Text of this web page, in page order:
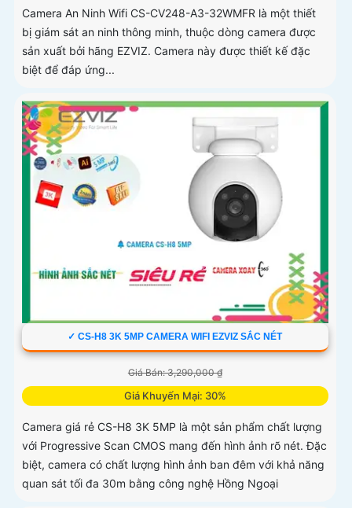
Camera An Ninh Wifi CS-CV248-A3-32WMFR là một thiết
bị giám sát an ninh thông minh, thuộc dòng camera được
sản xuất bởi hãng EZVIZ. Camera này được thiết kế đặc
biệt để đáp ứng...
✓ CS-H8 3K 5MP CAMERA WIFI EZVIZ SẮC NÉT
Giá Bán: 3,290,000 ₫
Giá Khuyến Mại: 30%
Camera giá rẻ CS-H8 3K 5MP là một sản phẩm chất lượng
với Progressive Scan CMOS mang đến hình ảnh rõ nét. Đặc
biệt, camera có chất lượng hình ảnh ban đêm với khả năng
quan sát tối đa 30m bằng công nghệ Hồng Ngoại